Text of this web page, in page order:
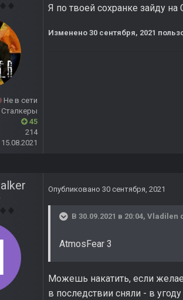
Не в сети
Сталкеры
45
214
15.08.2021
Я по твоей сохранке зайду
Изменено 30 сентября, 2021
Опубликовано 30 сентября, 2021
В 30.09.2021 в 20:04, Vladilen
AtmosFear 3
Можешь накатить, если
в последствии сняли - в